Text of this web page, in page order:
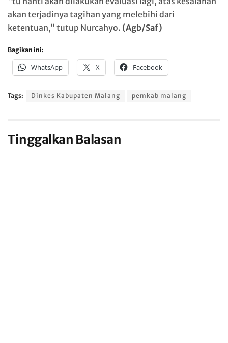
akan terjadinya tagihan yang melebihi dari
ketentuan,” tutup Nurcahyo. (Agb/Saf)
Bagikan ini:
WhatsApp X Facebook
Tags: Dinkes Kabupaten Malang pemkab malang
Tinggalkan Balasan